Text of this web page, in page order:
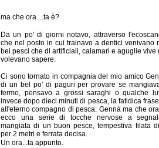
ma che ora....ta è?
Da un po' di giorni notavo, attraverso
che nel posto in cui trainavo a dentici venivano
bei pesci che di artificiali, calamari e aguglie vive
volevano sapere.
Ci sono tornato in compagnia del mio amico
di un bel po' di paguri per provare se
fermo, pensavo a grossi saraghi o qualche
invece dopo dieci minuti di pesca, la fatidica
all'eterno compagno di pesca: Gennà ma che
ecco una serie di tocche nervose a
mangiata di un buon pesce, tempestiva filata
per 2 metri e ferrata decisa.
Un ora...ta appunto.